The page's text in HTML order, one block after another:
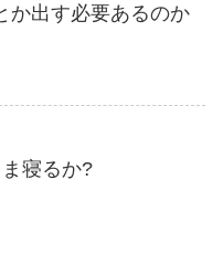
か出す必要あるのか
寝るか?